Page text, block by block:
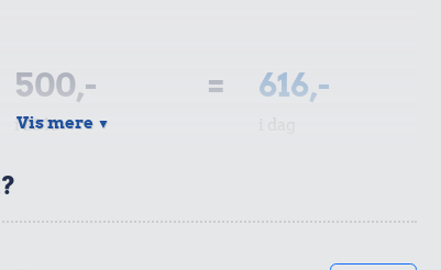
500,-
i 2016
= 616,-
Vis mere ▼